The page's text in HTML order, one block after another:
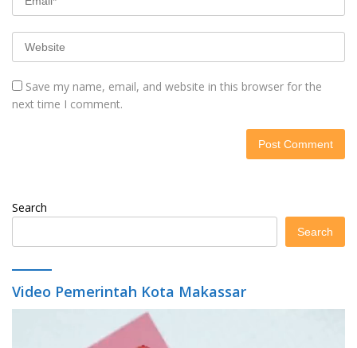
Save my name, email, and website in this browser for the
next time I comment.
Search
Search
Video Pemerintah Kota Makassar